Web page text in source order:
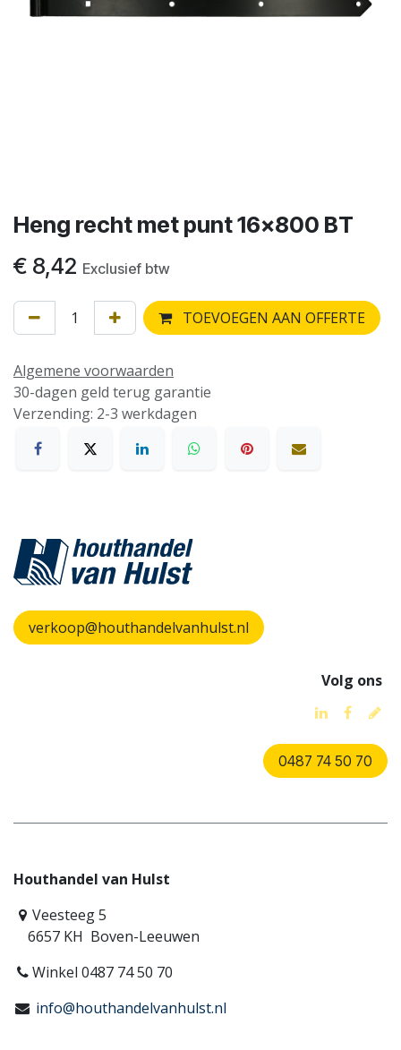
Heng recht met punt 16x800 BT
€ 8,42 Exclusief btw
TOEVOEGEN AAN OFFERTE
Algemene voorwaarden
30-dagen geld terug garantie
Verzending: 2-3 werkdagen
verkoop@houthandelvanhulst.nl
Volg ons
0487 74 50 70
Houthandel van Hulst
Veesteeg 5
6657 KH Boven-Leeuwen
Winkel 0487 74 50 70
info@houthandelvanhulst.nl